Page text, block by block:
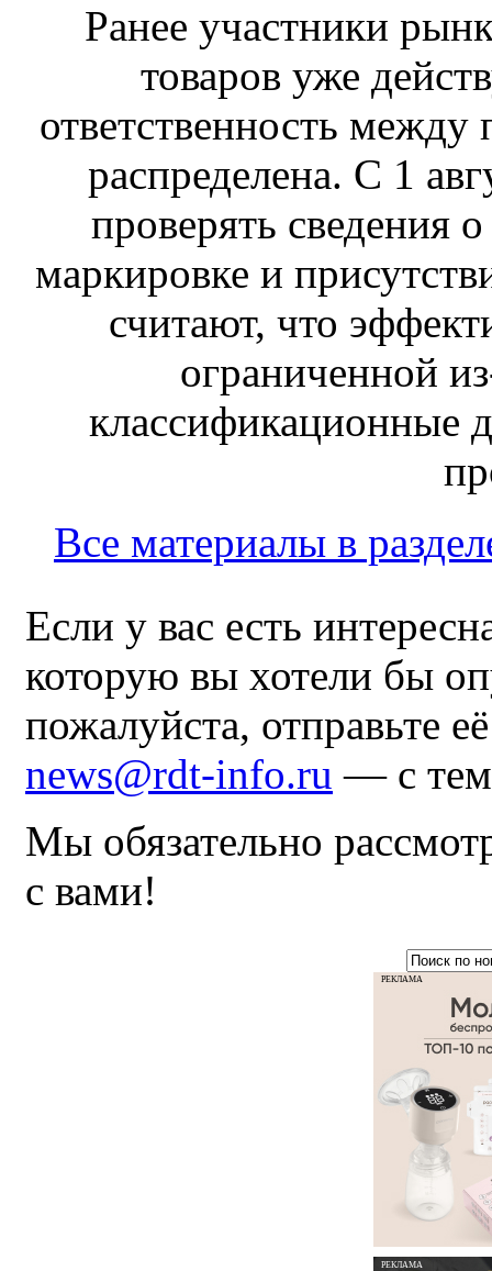
Ранее участники
товаров уже
ответственность
распределена. С 1
проверять сведения
маркировке и
считают, что
ограниченной
классификационные
Все материалы в
Если у вас есть
которую вы хотели бы
пожалуйста, отправьте
news@rdt-info.ru — с
Мы обязательно
с вами!
РЕКЛАМА
РЕКЛАМА